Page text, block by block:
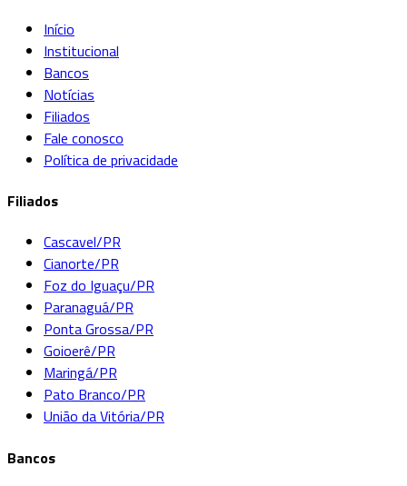
Início
Institucional
Bancos
Notícias
Filiados
Fale conosco
Política de privacidade
Filiados
Cascavel/PR
Cianorte/PR
Foz do Iguaçu/PR
Paranaguá/PR
Ponta Grossa/PR
Goioerê/PR
Maringá/PR
Pato Branco/PR
União da Vitória/PR
Bancos